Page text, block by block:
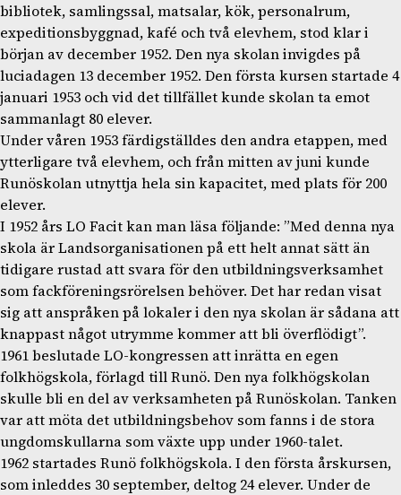
bibliotek, samlingssal, matsalar, kök, personalrum,
expeditionsbyggnad, kafé och två elevhem, stod klar i
början av december 1952. Den nya skolan invigdes på
luciadagen 13 december 1952. Den första kursen startade 4
januari 1953 och vid det tillfället kunde skolan ta emot
sammanlagt 80 elever.
Under våren 1953 färdigställdes den andra etappen, med
ytterligare två elevhem, och från mitten av juni kunde
Runöskolan utnyttja hela sin kapacitet, med plats för 200
elever.
I 1952 års LO Facit kan man läsa följande: ”Med denna nya
skola är Landsorganisationen på ett helt annat sätt än
tidigare rustad att svara för den utbildningsverksamhet
som fackföreningsrörelsen behöver. Det har redan visat
sig att anspråken på lokaler i den nya skolan är sådana att
knappast något utrymme kommer att bli överflödigt”.
1961 beslutade LO-kongressen att inrätta en egen
folkhögskola, förlagd till Runö. Den nya folkhögskolan
skulle bli en del av verksamheten på Runöskolan. Tanken
var att möta det utbildningsbehov som fanns i de stora
ungdomskullarna som växte upp under 1960-talet.
1962 startades Runö folkhögskola. I den första årskursen,
som inleddes 30 september, deltog 24 elever. Under de